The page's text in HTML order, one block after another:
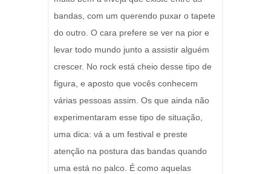
bandas, com um querendo puxar o tapete
do outro. O cara prefere se ver na pior e
levar todo mundo junto a assistir alguém
crescer. No rock está cheio desse tipo de
figura, e aposto que vocês conhecem
várias pessoas assim. Os que ainda não
experimentaram esse tipo de situação,
uma dica: vá a um festival e preste
atenção na postura das bandas quando
uma está no palco. É como aquelas